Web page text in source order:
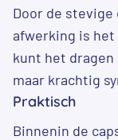
Door de
afwerking is
kunt het dragen
maar krachtig
Praktisch
Binnenin de